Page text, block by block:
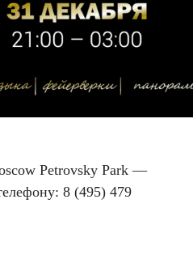
Petrovsky Park —
8 (495) 479